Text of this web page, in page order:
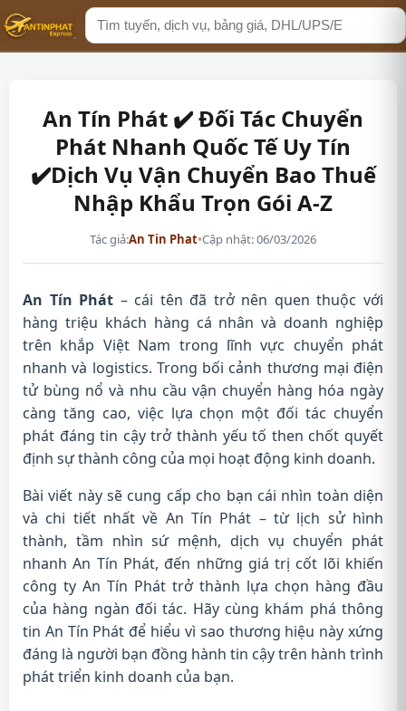
Tìm
kiếm
An Tín Phát ✔️ Đối Tác Chuyển
Phát Nhanh Quốc Tế Uy Tín
✔️Dịch Vụ Vận Chuyển Bao Thuế
Nhập Khẩu Trọn Gói A-Z
Tác giả:An Tin Phat•Cập nhật: 06/03/2026
An Tín Phát – cái tên đã trở nên quen thuộc với
hàng triệu khách hàng cá nhân và doanh nghiệp
trên khắp Việt Nam trong lĩnh vực chuyển phát
nhanh và logistics. Trong bối cảnh thương mại điện
tử bùng nổ và nhu cầu vận chuyển hàng hóa ngày
càng tăng cao, việc lựa chọn một đối tác chuyển
phát đáng tin cậy trở thành yếu tố then chốt quyết
định sự thành công của mọi hoạt động kinh doanh.
Bài viết này sẽ cung cấp cho bạn cái nhìn toàn diện
và chi tiết nhất về An Tín Phát – từ lịch sử hình
thành, tầm nhìn sứ mệnh, dịch vụ chuyển phát
nhanh An Tín Phát, đến những giá trị cốt lõi khiến
công ty An Tín Phát trở thành lựa chọn hàng đầu
của hàng ngàn đối tác. Hãy cùng khám phá thông
tin An Tín Phát để hiểu vì sao thương hiệu này xứng
đáng là người bạn đồng hành tin cậy trên hành trình
phát triển kinh doanh của bạn.